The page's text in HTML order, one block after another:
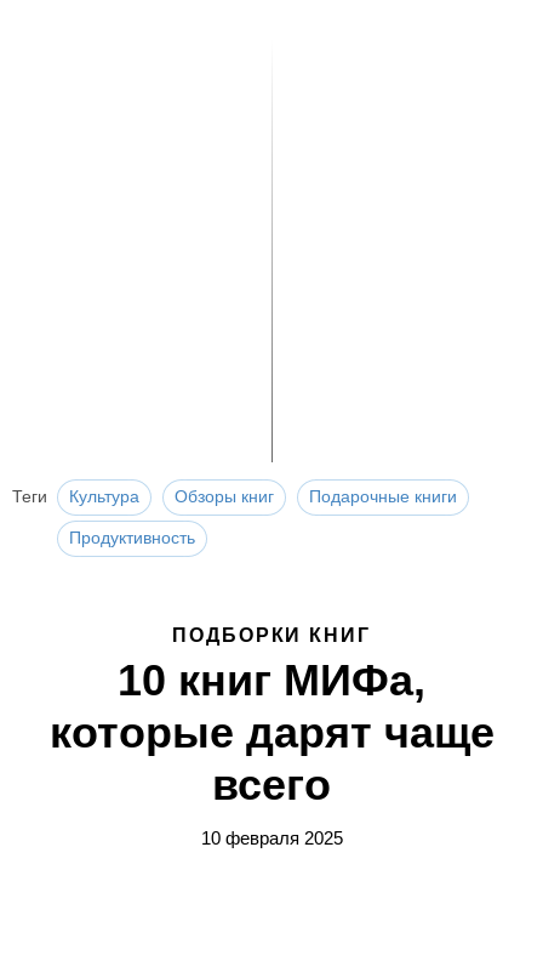
Теги Культура Обзоры книг Подарочные книги
Продуктивность
ПОДБОРКИ КНИГ
10 книг МИФа,
которые дарят чаще
всего
10 февраля 2025